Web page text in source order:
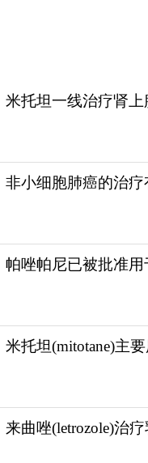
心/呕吐：少食多餐
肝功能（ALT、
时补液，纠正电解
650或扫码添加
米托坦一线治疗肾
非小细胞肺癌的治疗
帕唑帕尼已被批准
米托坦(mitotane)主
来曲唑(letrozole)治